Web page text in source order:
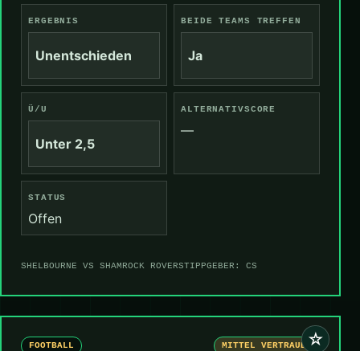
ERGEBNIS
Unentschieden
BEIDE TEAMS TREFFEN
Ja
Ü/U
Unter 2,5
ALTERNATIVSCORE
—
STATUS
Offen
SHELBOURNE VS SHAMROCK ROVERSTIPPGEBER: CS
☆
FOOTBALL MITTEL VERTRAUEN